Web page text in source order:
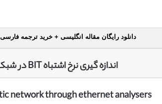
دانلود رایگان مقاله انگلیسی + خرید ترجمه فارسی
اندازه گیری نرخ اشتباه BIT در شبکه فیبر نوری از طریق تحلیلگر اترنت
network through ethernet analysers